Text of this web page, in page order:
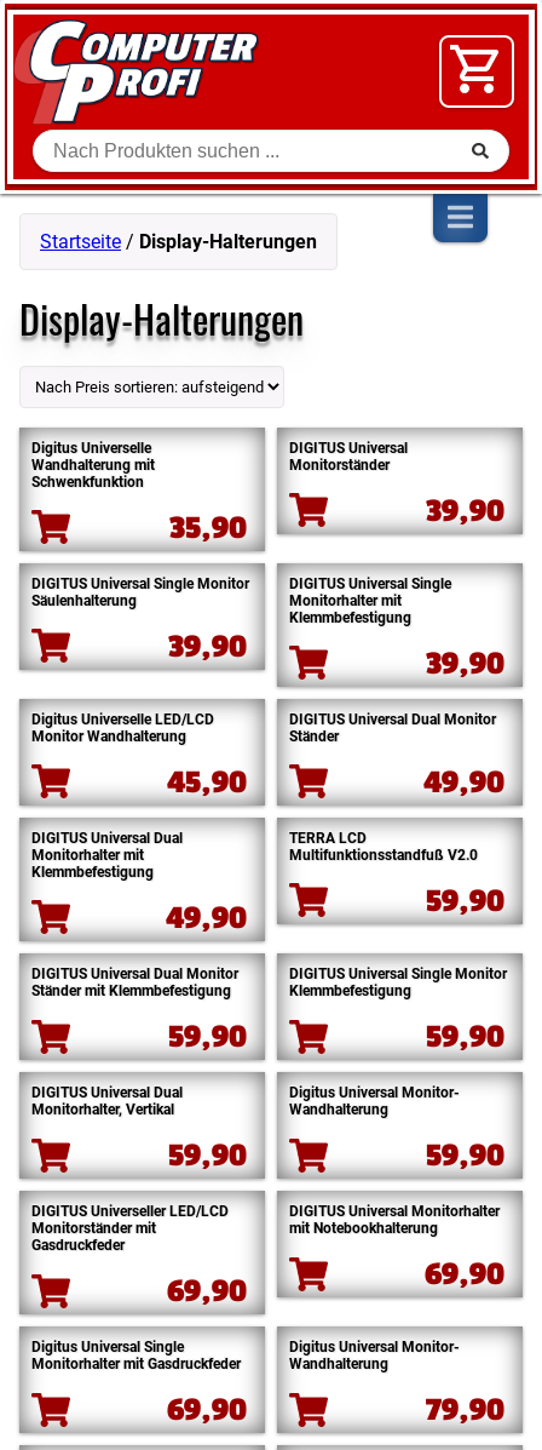
Zum Inhalt springen
Suche
SOFTWARE
VIDEO
SHOP
Startseite / Display-Halterungen
Display-Halterungen
Digitus Universelle
Wandhalterung mit
Schwenkfunktion
35,90
DIGITUS Universal
Monitorständer
39,90
DIGITUS Universal Single Monitor
Säulenhalterung
39,90
DIGITUS Universal Single
Monitorhalter mit
Klemmbefestigung
39,90
Digitus Universelle LED/LCD
Monitor Wandhalterung
45,90
DIGITUS Universal Dual Monitor
Ständer
49,90
DIGITUS Universal Dual
Monitorhalter mit
Klemmbefestigung
49,90
TERRA LCD
Multifunktionsstandfuß V2.0
59,90
DIGITUS Universal Dual Monitor
Ständer mit Klemmbefestigung
59,90
DIGITUS Universal Single Monitor
Klemmbefestigung
59,90
DIGITUS Universal Dual
Monitorhalter, Vertikal
59,90
Digitus Universal Monitor-
Wandhalterung
59,90
DIGITUS Universeller LED/LCD
Monitorständer mit
Gasdruckfeder
69,90
DIGITUS Universal Monitorhalter
mit Notebookhalterung
69,90
Digitus Universal Single
Monitorhalter mit Gasdruckfeder
69,90
Digitus Universal Monitor-
Wandhalterung
79,90